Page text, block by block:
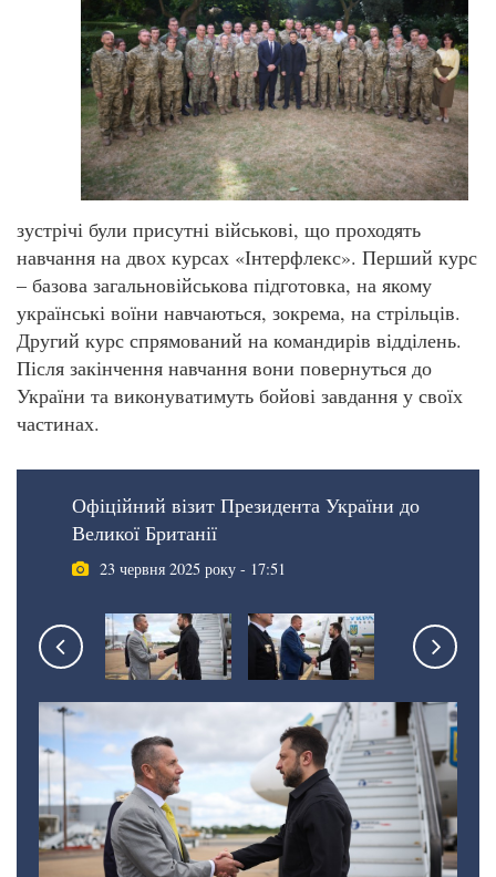
зустрічі були присутні військові, що проходять
навчання на двох курсах «Інтерфлекс». Перший курс
– базова загальновійськова підготовка, на якому
українські воїни навчаються, зокрема, на стрільців.
Другий курс спрямований на командирів відділень.
Після закінчення навчання вони повернуться до
України та виконуватимуть бойові завдання у своїх
частинах.
Офіційний візит Президента України до
Великої Британії
23 червня 2025 року - 17:51